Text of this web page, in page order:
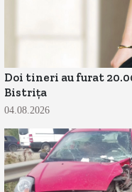
Doi tineri au furat
Bistrița
04.08.2026